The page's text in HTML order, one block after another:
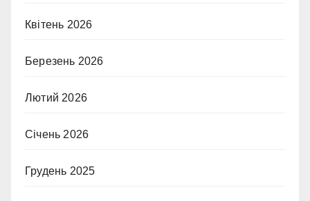
Квітень 2026
Березень 2026
Лютий 2026
Січень 2026
Грудень 2025